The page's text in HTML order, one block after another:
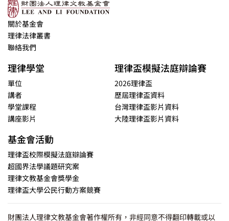
關於基金會
理律法律叢書
聯絡我們
理律學堂
單位
講者
學堂課程
講座影片
理律盃模擬法庭辯論賽
2026理律盃
歷屆理律盃資料
台灣理律盃影片資料
大陸理律盃影片資料
基金會活動
理律盃校際模擬法庭辯論賽
超國界法學議題研究案
理律文教基金會獎學金
理律盃大學公民行動方案競賽
財團法人理律文教基金會著作權所有，非經同意不得翻印轉載或以